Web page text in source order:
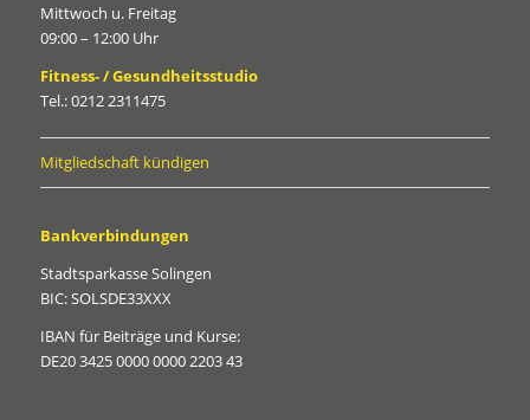
Mittwoch u. Freitag
09:00 – 12:00 Uhr
Fitness- / Gesundheitsstudio
Tel.: 0212 2311475
Mitgliedschaft kündigen
Bankverbindungen
Stadtsparkasse Solingen
BIC: SOLSDE33XXX
IBAN für Beiträge und Kurse:
DE20 3425 0000 0000 2203 43